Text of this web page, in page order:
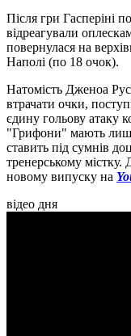
Після гри Гасперіні
відреагували
повернулася на
Наполі (по 18 очок).
Натомість Дженоа
втрачати очки,
єдину гольову атаку
"Грифони" мають
ставить під сумнів
тренерському містку.
новому випуску на
відео дня